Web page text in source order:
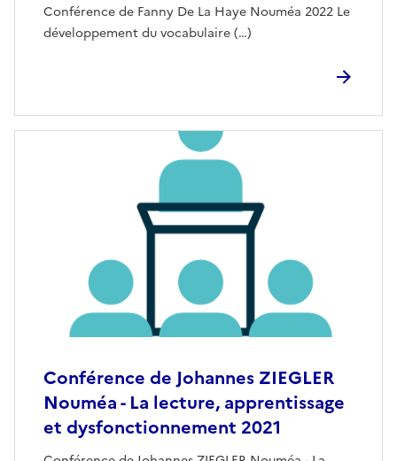
Conférence de Fanny De La Haye Nouméa 2022 Le
développement du vocabulaire (…)
Conférence de Johannes ZIEGLER
Nouméa - La lecture, apprentissage
et dysfonctionnement 2021